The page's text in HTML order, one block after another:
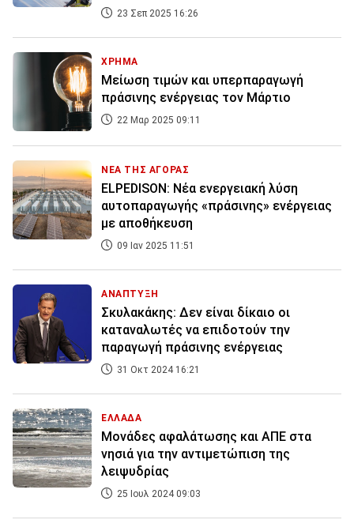
23 Σεπ 2025 16:26
ΧΡΗΜΑ
Μείωση τιμών και υπερπαραγωγή
πράσινης ενέργειας τον Μάρτιο
22 Μαρ 2025 09:11
ΝΕΑ ΤΗΣ ΑΓΟΡΑΣ
ELPEDISON: Νέα ενεργειακή λύση
αυτοπαραγωγής «πράσινης» ενέργειας
με αποθήκευση
09 Ιαν 2025 11:51
ΑΝΑΠΤΥΞΗ
Σκυλακάκης: Δεν είναι δίκαιο οι
καταναλωτές να επιδοτούν την
παραγωγή πράσινης ενέργειας
31 Οκτ 2024 16:21
ΕΛΛΑΔΑ
Μονάδες αφαλάτωσης και ΑΠΕ στα
νησιά για την αντιμετώπιση της
λειψυδρίας
25 Ιουλ 2024 09:03